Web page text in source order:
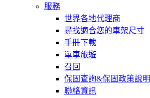
服務
世界各地代理商
尋找適合您的車架尺寸
手冊下載
單車旅遊
召回
保固查詢&保固政策說明
聯絡資訊